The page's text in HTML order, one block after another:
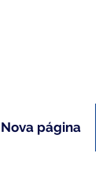
Nova página